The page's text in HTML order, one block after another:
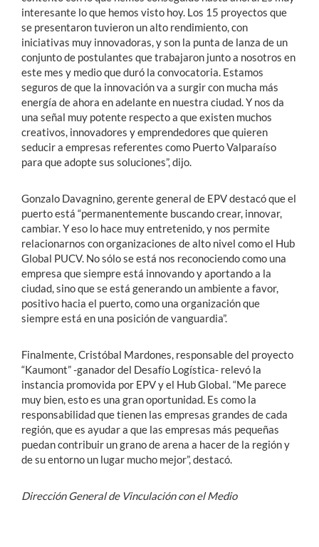
interesante lo que hemos visto hoy. Los 15 proyectos que
se presentaron tuvieron un alto rendimiento, con
iniciativas muy innovadoras, y son la punta de lanza de un
conjunto de postulantes que trabajaron junto a nosotros en
este mes y medio que duró la convocatoria. Estamos
seguros de que la innovación va a surgir con mucha más
energía de ahora en adelante en nuestra ciudad. Y nos da
una señal muy potente respecto a que existen muchos
creativos, innovadores y emprendedores que quieren
seducir a empresas referentes como Puerto Valparaíso
para que adopte sus soluciones”, dijo.
Gonzalo Davagnino, gerente general de EPV destacó que el
puerto está “permanentemente buscando crear, innovar,
cambiar. Y eso lo hace muy entretenido, y nos permite
relacionarnos con organizaciones de alto nivel como el Hub
Global PUCV. No sólo se está nos reconociendo como una
empresa que siempre está innovando y aportando a la
ciudad, sino que se está generando un ambiente a favor,
positivo hacia el puerto, como una organización que
siempre está en una posición de vanguardia”.
Finalmente, Cristóbal Mardones, responsable del proyecto
“Kaumont” -ganador del Desafío Logística- relevó la
instancia promovida por EPV y el Hub Global. “Me parece
muy bien, esto es una gran oportunidad. Es como la
responsabilidad que tienen las empresas grandes de cada
región, que es ayudar a que las empresas más pequeñas
puedan contribuir un grano de arena a hacer de la región y
de su entorno un lugar mucho mejor”, destacó.
Dirección General de Vinculación con el Medio